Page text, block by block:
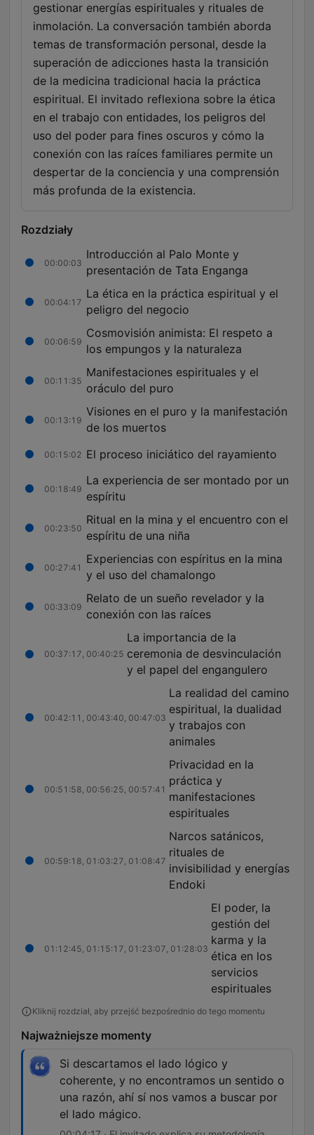
gestionar energías espirituales y rituales de
inmolación. La conversación también aborda
temas de transformación personal, desde la
superación de adicciones hasta la transición
de la medicina tradicional hacia la práctica
espiritual. El invitado reflexiona sobre la ética
en el trabajo con entidades, los peligros del
uso del poder para fines oscuros y cómo la
conexión con las raíces familiares permite un
despertar de la conciencia y una comprensión
más profunda de la existencia.
Rozdziały
00:00:03
Introducción al Palo Monte y
presentación de Tata Enganga
00:04:17
La ética en la práctica espiritual y el
peligro del negocio
00:06:59
Cosmovisión animista: El respeto a
los empungos y la naturaleza
00:11:35
Manifestaciones espirituales y el
oráculo del puro
00:13:19
Visiones en el puro y la manifestación
de los muertos
00:15:02 El proceso iniciático del rayamiento
00:18:49
La experiencia de ser montado por un
espíritu
00:23:50
Ritual en la mina y el encuentro con el
espíritu de una niña
00:27:41
Experiencias con espíritus en la mina
y el uso del chamalongo
00:33:09
Relato de un sueño revelador y la
conexión con las raíces
00:37:17, 00:40:25
La importancia de la
ceremonia de desvinculación
y el papel del engangulero
00:42:11, 00:43:40, 00:47:03
La realidad del camino
espiritual, la dualidad
y trabajos con
animales
00:51:58, 00:56:25, 00:57:41
Privacidad en la
práctica y
manifestaciones
espirituales
00:59:18, 01:03:27, 01:08:47
Narcos satánicos,
rituales de
invisibilidad y energías
Endoki
01:12:45, 01:15:17, 01:23:07, 01:28:03
El poder, la
gestión del
karma y la
ética en los
servicios
espirituales
Kliknij rozdział, aby przejść bezpośrednio do tego momentu
Najważniejsze momenty
Si descartamos el lado lógico y
coherente, y no encontramos un sentido o
una razón, ahí sí nos vamos a buscar por
el lado mágico.